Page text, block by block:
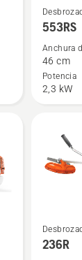
Ver
más
sobre
553RS
553RS
Anchura
46 cm
Potencia
2,3 kW
Ver
más
236R